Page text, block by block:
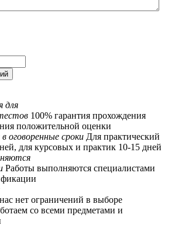
для
100% гарантия прохождения
положительной оценки
оговоренные сроки Для практический
для курсовых и практик 10-15 дней
Работы выполняются специалистами
нет ограничений в выборе
со всеми предметами и